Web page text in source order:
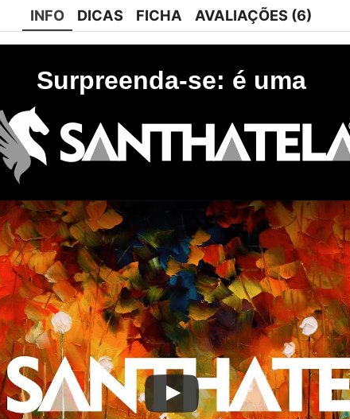
INFO DICAS FICHA AVALIAÇÕES (6)
Surpreenda-se: é uma